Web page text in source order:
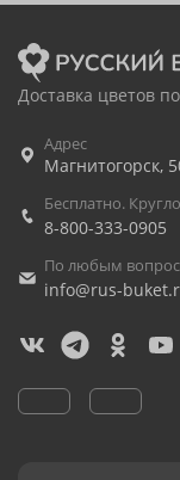
Доставка цветов
Адрес
Магнитогорск,
Бесплатно.
8-800-333-0905
По любым
info@rus-